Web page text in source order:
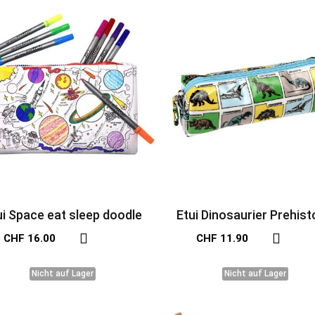
Space eat sleep doodle
CHF 16.00
Etui Dinosaurier
Land von Rex London
CHF 11.90
Nicht auf Lager
Nicht auf Lager Nicht auf Lager
Nicht auf Lager